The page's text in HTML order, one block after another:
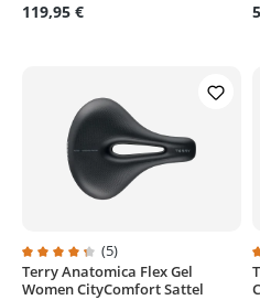
119,95 €
Durchschnittliche Bewertung
(5)
Terry Anatomica Flex Gel
Women CityComfort Sattel